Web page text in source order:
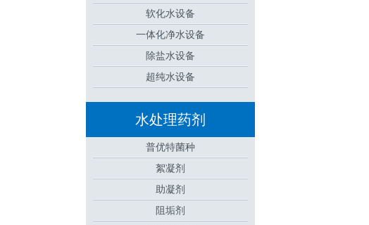
软化水设备
一体化净水设备
除盐水设备
超纯水设备
水处理药剂
普优特菌种
絮凝剂
助凝剂
阻垢剂